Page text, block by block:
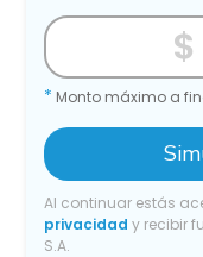
* Monto máximo a
Al continuar estás
privacidad y recibir
S.A.